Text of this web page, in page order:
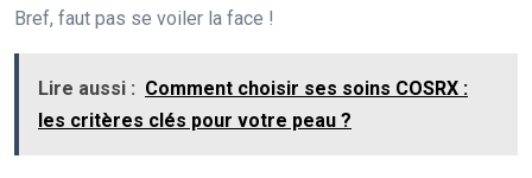
Bref, faut pas se voiler la face !
Lire aussi : Comment choisir ses soins COSRX :
les critères clés pour votre peau ?